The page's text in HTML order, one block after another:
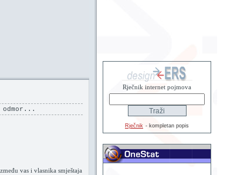
vas i vlasnika smještaja
Rječnik internet pojmova
Rječnik - kompletan popis